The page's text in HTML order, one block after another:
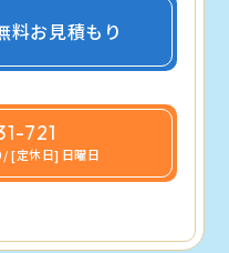
料お見積もり
721
[定休日] 日曜日